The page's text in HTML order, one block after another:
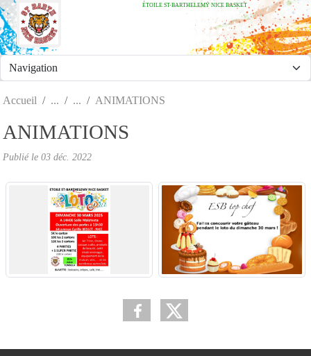
ÉTOILE ST-BARTHELEMY NICE BASKET
Accueil ANIMATIONS
ANIMATIONS
Publié le 03 déc. 2022
Panneau de gestion des cookies